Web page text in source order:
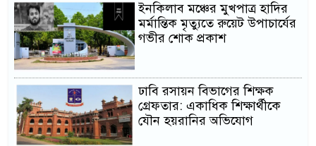
ইনকিলাব মঞ্চের মুখপাত্র হাদির
মর্মান্তিক মৃত্যুতে রুয়েট উপাচার্যের
গভীর শোক প্রকাশ
ঢাবি রসায়ন বিভাগের শিক্ষক
গ্রেফতার: একাধিক শিক্ষার্থীকে
যৌন হয়রানির অভিযোগ